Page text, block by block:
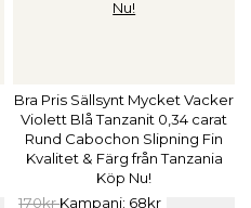
Bra Pris Sällsynt Mycket Vacker
Violett Blå Tanzanit 0,34 carat
Rund Cabochon Slipning Fin
Kvalitet & Färg från Tanzania
Köp Nu!
170krKampanj: 68kr